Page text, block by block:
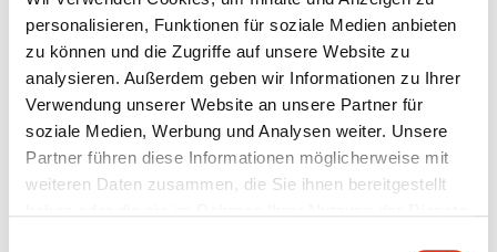
personalisieren, Funktionen für soziale Medien anbieten
zu können und die Zugriffe auf unsere Website zu
analysieren. Außerdem geben wir Informationen zu Ihrer
Verwendung unserer Website an unsere Partner für
soziale Medien, Werbung und Analysen weiter. Unsere
Partner führen diese Informationen möglicherweise mit
weiteren Daten zusammen, die Sie ihnen bereitgestellt
Ausbildung im Betrieb und nach Bedarf in überbetrieblichen
Lehrgängen:
Vertiefen der Kenntnisse aus dem ersten Ausbildungsjahr
Beraten und Betreuen von Kunden, Erbringen von
Serviceleistungen
Instandhalten von Anlagen und Systemen
Konfigurieren und Programmieren von Steuerungen